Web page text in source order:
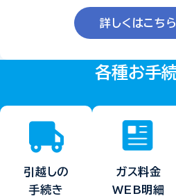
詳しくはこちら
各種お手
引越しの
手続き
ガス料金
WEB明細